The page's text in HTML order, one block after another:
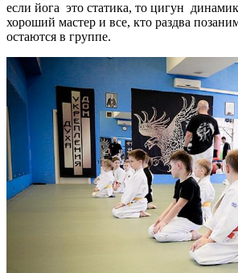
если йога ­ это статика, то цигун
хороший мастер и все, кто раз­два
остаются в группе.